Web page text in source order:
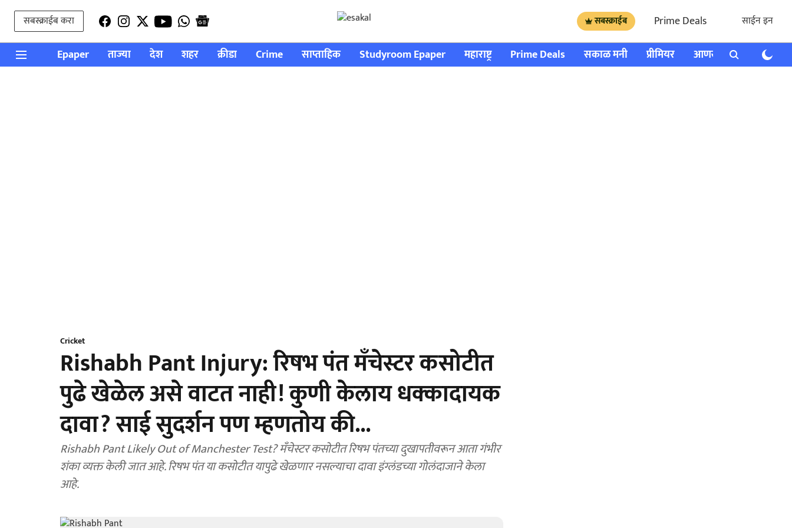
सबस्क्राईब करा सबस्क्राईब Prime Deals साईन इन
Epaper ताज्या देश शहर क्रीडा Crime साप्ताहिक Studyroom Epaper महाराष्ट्र Prime Deals सकाळ मनी प्रीमियर आणखी राशी भविष्य
Cricket
Rishabh Pant Injury: रिषभ पंत मँचेस्टर कसोटीत
पुढे खेळेल असे वाटत नाही! कुणी केलाय धक्कादायक
दावा? साई सुदर्शन पण म्हणतोय की...
Rishabh Pant Likely Out of Manchester Test? मँचेस्टर कसोटीत रिषभ पंतच्या दुखापतीवरून आता गंभीर
शंका व्यक्त केली जात आहे. रिषभ पंत या कसोटीत यापुढे खेळणार नसल्याचा दावा इंग्लंडच्या गोलंदाजाने केला
आहे.